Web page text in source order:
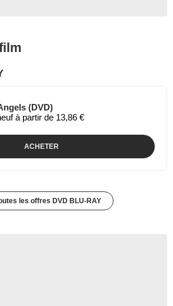
(DVD)
à partir de 13,86 €
ACHETER
les offres DVD BLU-RAY